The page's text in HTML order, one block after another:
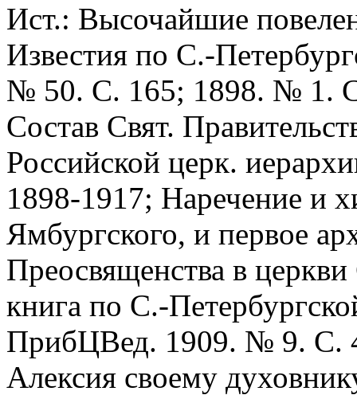
Ист.: Высочайшие
Известия по С.-
№ 50. С. 165; 1898. № 1.
Состав Свят.
Российской церк.
1898-1917; Наречение и
Ямбургского, и первое
Преосвященства в
книга по С.-
ПрибЦВед. 1909. № 9. С.
Алексия своему